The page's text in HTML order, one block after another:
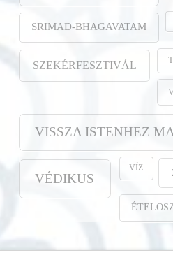
SRIMAD-BHAGAVATAM
SZEKÉRFESZTIVÁL
VISSZA ISTENHEZ
VÉDIKUS
VÍZ